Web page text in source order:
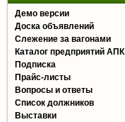
Демо версии
Доска объявлений
Слежение за вагонами
Каталог предприятий АПК
Подписка
Прайс-листы
Вопросы и ответы
Список должников
Выставки